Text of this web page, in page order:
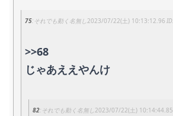
75 それでも動く名無し 2023/07/22(土) 10:13:12.96
>>68
じゃあええやんけ
82 それでも動く名無し 2023/07/22(土) 10:14:44.85